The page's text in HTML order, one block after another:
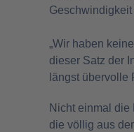
„Wir haben
dieser Satz der
längst übervolle
Nicht einmal die
die völlig aus